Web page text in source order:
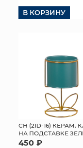
В КОРЗИНУ
СН (21D-16) КЕРАМ.
НА ПОДСТАВКЕ
450 ₽